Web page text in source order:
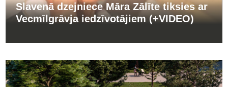
Slavenā dzejniece Māra Zālīte tiksies ar
Vecmīlgrāvja iedzīvotājiem (+VIDEO)